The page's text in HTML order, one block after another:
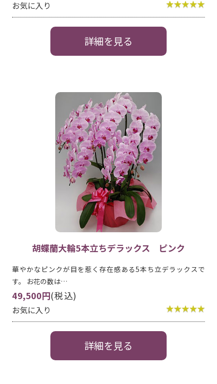
お気に入り
詳細を見る
胡蝶蘭大輪5本立ちデラックス ピンク
華やかなピンクが目を惹く存在感ある5本ち立デラックスで
す。 お花の数は…
49,500円(税込)
お気に入り
詳細を見る